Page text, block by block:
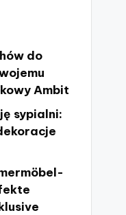
do
Ambit
sypialni: